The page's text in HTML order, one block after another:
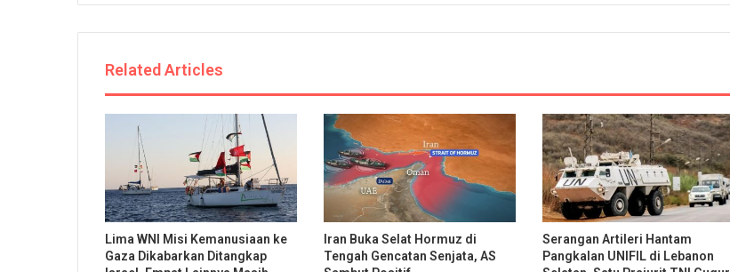
Related Articles
Lima WNI Misi Kemanusiaan ke
Gaza Dikabarkan Ditangkap
Iran Buka Selat Hormuz di
Tengah Gencatan Senjata, AS
Serangan Artileri Hantam
Pangkalan UNIFIL di Lebanon